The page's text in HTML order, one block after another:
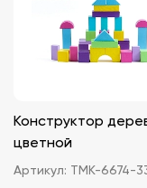
Конструктор
цветной
Артикул: ТМК-6674-